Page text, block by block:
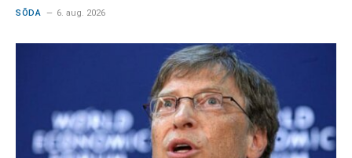
SÕDA 6. aug. 2026